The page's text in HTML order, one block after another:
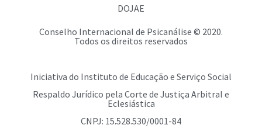
DOJAE
Conselho Internacional de Psicanálise © 2020.
Todos os direitos reservados
Iniciativa do Instituto de Educação e Serviço Social
Respaldo Jurídico pela Corte de Justiça Arbitral e
Eclesiástica
CNPJ: 15.528.530/0001-84